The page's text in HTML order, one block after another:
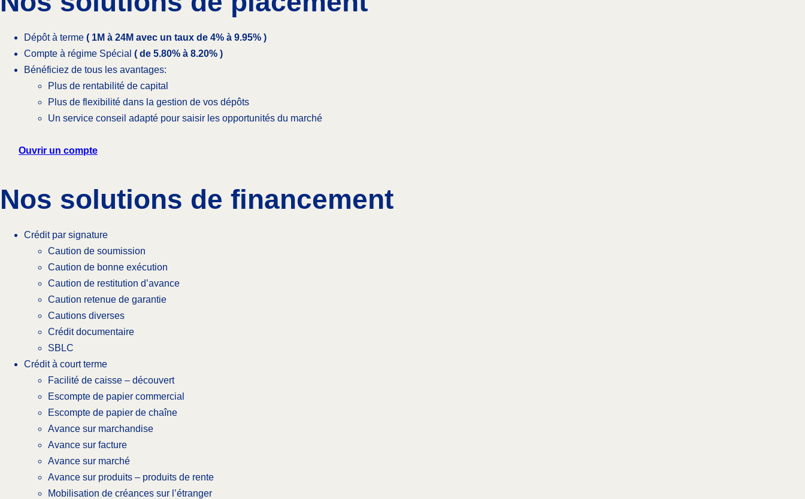
Dépôt à terme ( 1M à 24M avec un taux de 4% à 9.95% )
Compte à régime Spécial ( de 5.80% à 8.20% )
Bénéficiez de tous les avantages:
Plus de rentabilité de capital
Plus de flexibilité dans la gestion de vos dépôts
Un service conseil adapté pour saisir les opportunités du marché
Ouvrir un compte
Nos solutions de financement
Crédit par signature
Caution de soumission
Caution de bonne exécution
Caution de restitution d’avance
Caution retenue de garantie
Cautions diverses
Crédit documentaire
SBLC
Crédit à court terme
Facilité de caisse – découvert
Escompte de papier commercial
Escompte de papier de chaîne
Avance sur marchandise
Avance sur facture
Avance sur marché
Avance sur produits – produits de rente
Mobilisation de créances sur l’étranger